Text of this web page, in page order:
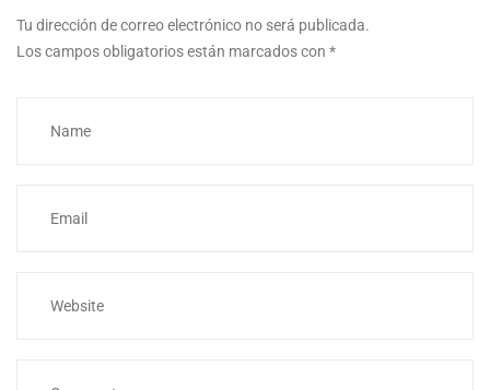
Tu dirección de correo electrónico no será publicada.
Los campos obligatorios están marcados con *